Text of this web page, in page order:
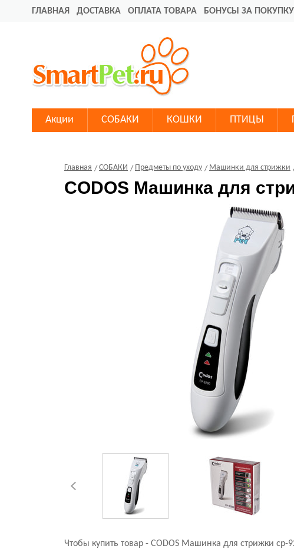
ГЛАВНАЯ ДОСТАВКА ОПЛАТА ТОВАРА БОНУСЫ ЗА ПОКУПКУ
Акции СОБАКИ КОШКИ ПТИЦЫ
Главная СОБАКИ Предметы по уходу Машинки для стрижки
CODOS Машинка для
Чтобы купить товар - CODOS Машинка для стрижки